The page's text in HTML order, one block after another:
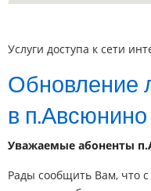
Услуги доступа к сети
Обновление
в п.Авсюнино
Уважаемые абоненты
Рады сообщить Вам, что с